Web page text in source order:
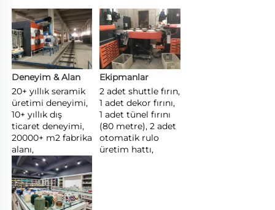
Deneyim & Alan
20+ yıllık seramik
üretimi deneyimi,
10+ yıllık dış
ticaret deneyimi,
20000+ m2 fabrika
alanı,
Ekipmanlar
2 adet shuttle fırın,
1 adet dekor fırını,
1 adet tünel fırını
(80 metre), 2 adet
otomatik rulo
üretim hattı,